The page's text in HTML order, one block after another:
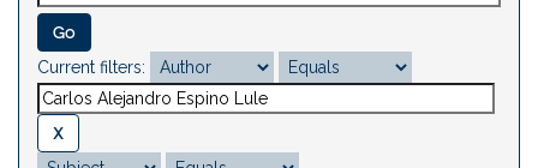
Current filters: